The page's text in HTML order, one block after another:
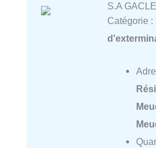
S.A
Catégorie :